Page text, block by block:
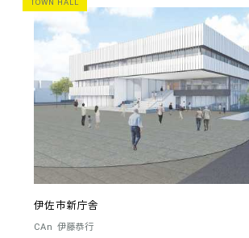
TOWN HALL
伊佐市新庁舎
CAn 伊藤恭行